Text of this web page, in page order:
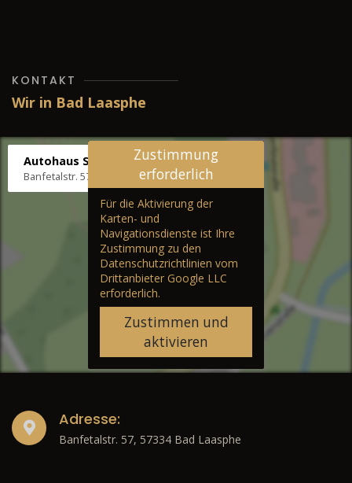
KONTAKT
Wir in Bad Laasphe
Autohaus Stenger
Banfetalstr. 57, 57334 Bad Laasphe
Zustimmung
erforderlich
Für die Aktivierung der
Karten- und
Navigationsdienste ist Ihre
Zustimmung zu den
Datenschutzrichtlinien vom
Drittanbieter Google LLC
erforderlich.
Zustimmen und
aktivieren
Adresse:
Banfetalstr. 57, 57334 Bad Laasphe